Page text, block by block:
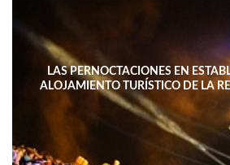
LAS PERNOCTACIONES EN
ALOJAMIENTO TURÍSTICO DE LA
DISMINUYERON 15,4%